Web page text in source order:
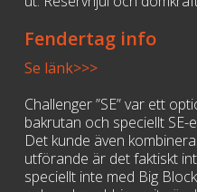
Fendertag info
Se länk>>>
Challenger ”SE” var ett
bakrutan och speciellt SE-
Det kunde även
utförande är det faktiskt
speciellt inte med Big